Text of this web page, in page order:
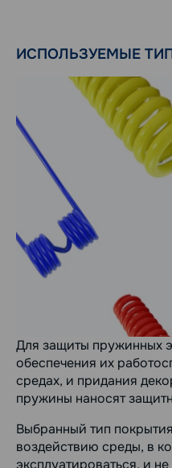
ИСПОЛЬЗУЕМЫЕ
Для защиты пружинных
обеспечения их
средах, и придания
пружины наносят
Выбранный тип
воздействию среды, в
эксплуатироваться, и